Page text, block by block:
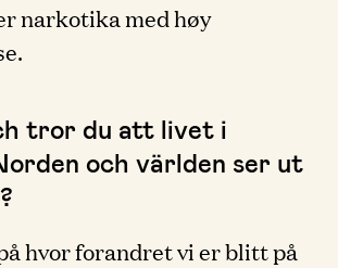
narkotika med høy
tror du att livet i
och världen ser ut
hvor forandret vi er blitt på